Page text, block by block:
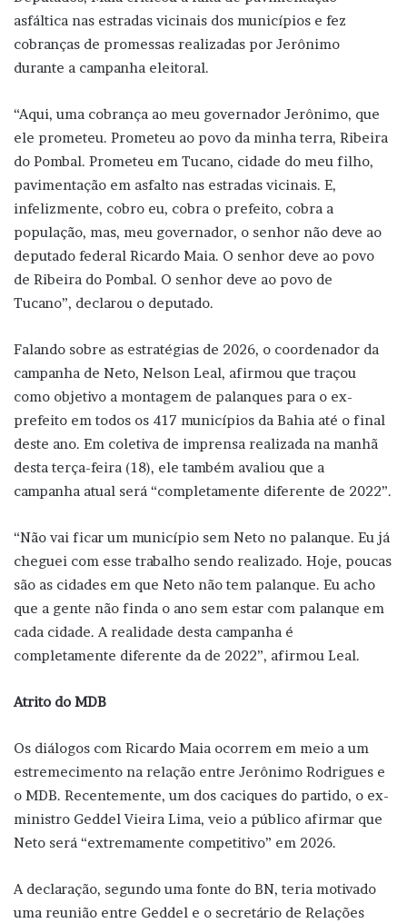
asfáltica nas estradas vicinais dos municípios e fez
cobranças de promessas realizadas por Jerônimo
durante a campanha eleitoral.
“Aqui, uma cobrança ao meu governador Jerônimo, que
ele prometeu. Prometeu ao povo da minha terra, Ribeira
do Pombal. Prometeu em Tucano, cidade do meu filho,
pavimentação em asfalto nas estradas vicinais. E,
infelizmente, cobro eu, cobra o prefeito, cobra a
população, mas, meu governador, o senhor não deve ao
deputado federal Ricardo Maia. O senhor deve ao povo
de Ribeira do Pombal. O senhor deve ao povo de
Tucano”, declarou o deputado.
Falando sobre as estratégias de 2026, o coordenador da
campanha de Neto, Nelson Leal, afirmou que traçou
como objetivo a montagem de palanques para o ex-
prefeito em todos os 417 municípios da Bahia até o final
deste ano. Em coletiva de imprensa realizada na manhã
desta terça-feira (18), ele também avaliou que a
campanha atual será “completamente diferente de 2022”.
“Não vai ficar um município sem Neto no palanque. Eu já
cheguei com esse trabalho sendo realizado. Hoje, poucas
são as cidades em que Neto não tem palanque. Eu acho
que a gente não finda o ano sem estar com palanque em
cada cidade. A realidade desta campanha é
completamente diferente da de 2022”, afirmou Leal.
Atrito do MDB
Os diálogos com Ricardo Maia ocorrem em meio a um
estremecimento na relação entre Jerônimo Rodrigues e
o MDB. Recentemente, um dos caciques do partido, o ex-
ministro Geddel Vieira Lima, veio a público afirmar que
Neto será “extremamente competitivo” em 2026.
A declaração, segundo uma fonte do BN, teria motivado
uma reunião entre Geddel e o secretário de Relações